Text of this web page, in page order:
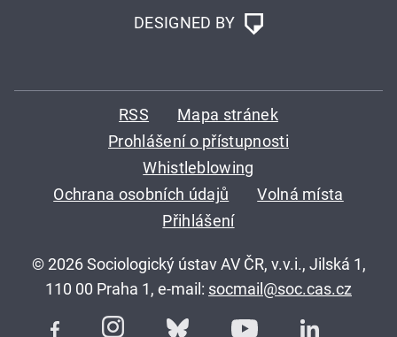
DESIGNED BY
RSS
Mapa stránek
Prohlášení o přístupnosti
Whistleblowing
Ochrana osobních údajů
Volná místa
Přihlášení
© 2026 Sociologický ústav AV ČR, v.v.i., Jilská 1,
110 00 Praha 1, e-mail: socmail@soc.cas.cz